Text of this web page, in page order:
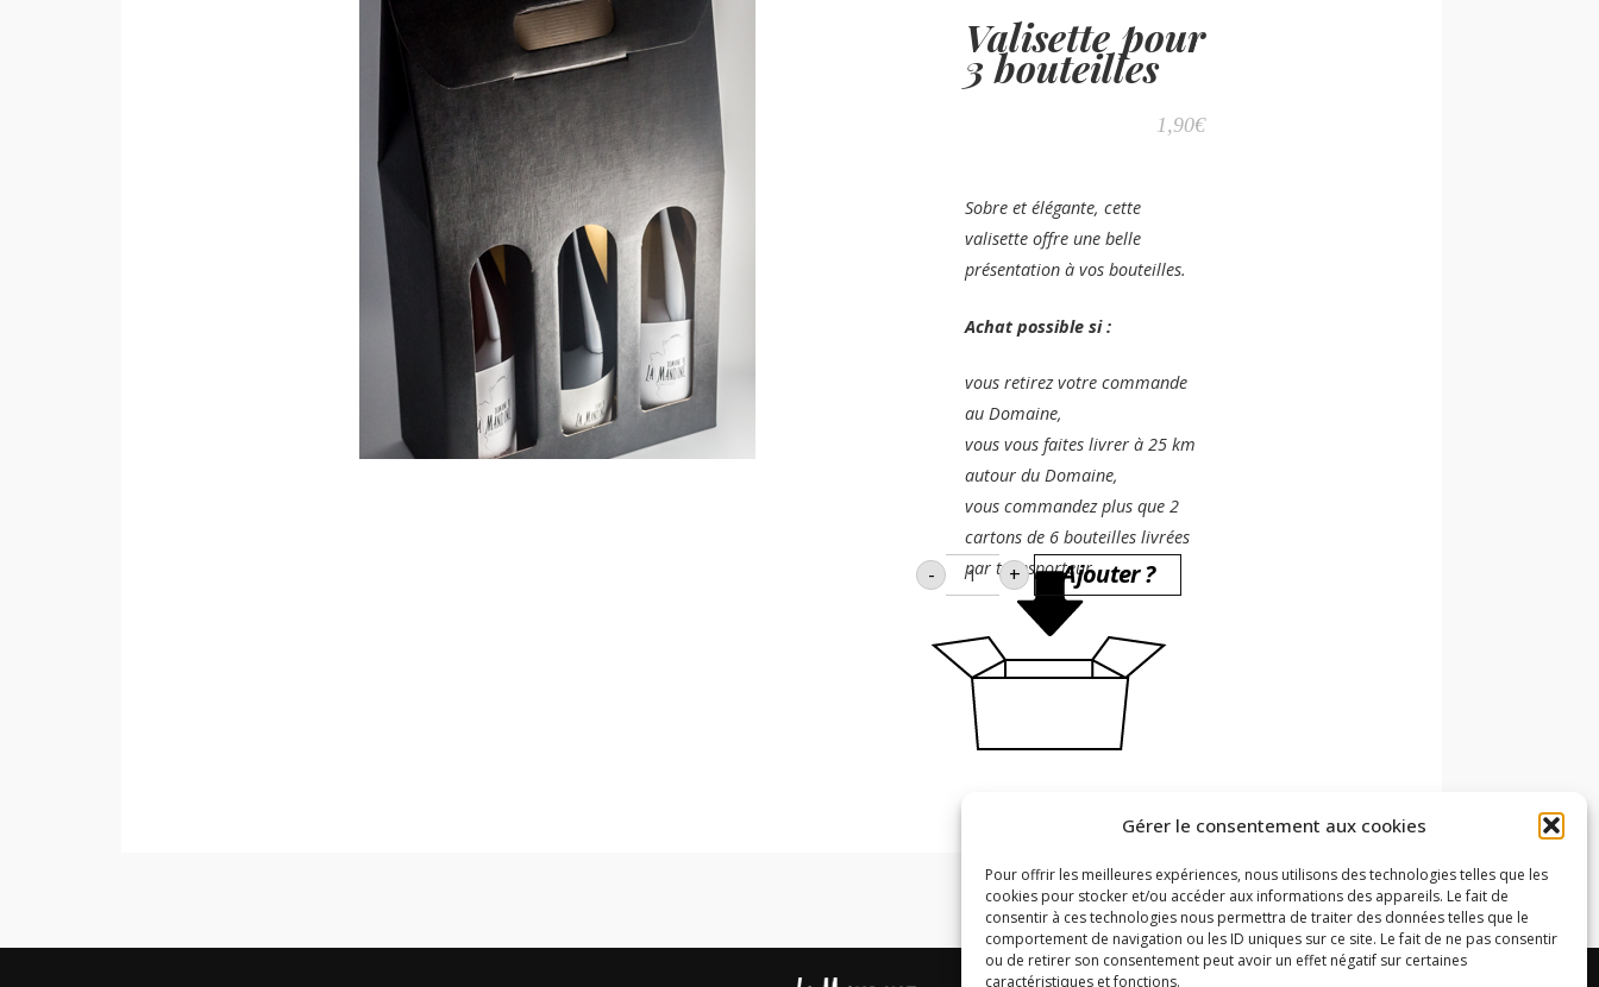
Gérer le consentement aux cookies
Pour offrir les meilleures expériences, nous utilisons des technologies telles que les
cookies pour stocker et/ou accéder aux informations des appareils. Le fait de
consentir à ces technologies nous permettra de traiter des données telles que le
comportement de navigation ou les ID uniques sur ce site. Le fait de ne pas consentir
ou de retirer son consentement peut avoir un effet négatif sur certaines
caractéristiques et fonctions.
Valisette pour
3 bouteilles
1,90€
Sobre et élégante, cette
valisette offre une belle
présentation à vos bouteilles.
Achat possible si :
vous retirez votre commande
au Domaine,
vous vous faites livrer à 25 km
autour du Domaine,
vous commandez plus que 2
cartons de 6 bouteilles livrées
par transporteur.
- quantité
de
Valisette
3
bouteilles
+ Ajouter ?